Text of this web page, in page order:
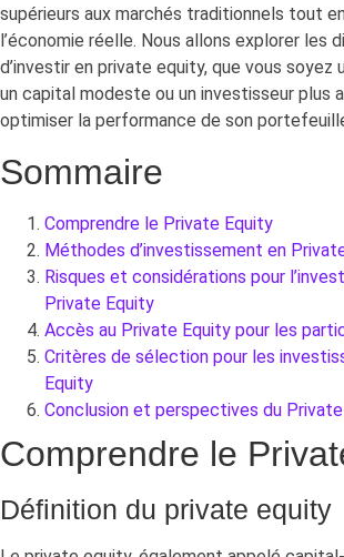
supérieurs aux marchés traditionnels tout
l’économie réelle. Nous allons explorer les
d’investir en private equity, que vous soyez
un capital modeste ou un investisseur plus
optimiser la performance de son
Sommaire
Comprendre le Private Equity
Méthodes d’investissement en
Risques et considérations pour
Private Equity
Accès au Private Equity pour les
Critères de sélection pour les
Equity
Conclusion et perspectives du
Comprendre le
Définition du private equity